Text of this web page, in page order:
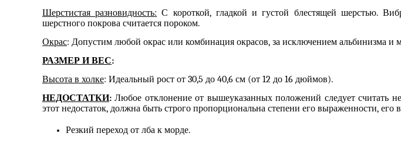
Шерстистая разновидность: С короткой, гладкой и густой блестящей шерстью.
шерстного покрова считается пороком.
Окрас: Допустим любой окрас или комбинация окрасов, за исключением альбинизма и
РАЗМЕР И ВЕС:
Высота в холке: Идеальный рост от 30,5 до 40,6 см (от 12 до 16 дюймов).
НЕДОСТАТКИ: Любое отклонение от вышеуказанных положений следует считать
этот недостаток, должна быть строго пропорциональна степени его выраженности,
Резкий переход от лба к морде.